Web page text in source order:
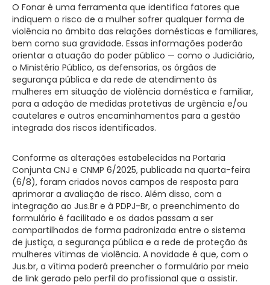
O Fonar é uma ferramenta que identifica fatores que
indiquem o risco de a mulher sofrer qualquer forma de
violência no âmbito das relações domésticas e familiares,
bem como sua gravidade. Essas informações poderão
orientar a atuação do poder público — como o Judiciário,
o Ministério Público, as defensorias, os órgãos de
segurança pública e da rede de atendimento às
mulheres em situação de violência doméstica e familiar,
para a adoção de medidas protetivas de urgência e/ou
cautelares e outros encaminhamentos para a gestão
integrada dos riscos identificados.
Conforme as alterações estabelecidas na Portaria
Conjunta CNJ e CNMP 6/2025, publicada na quarta-feira
(6/8), foram criados novos campos de resposta para
aprimorar a avaliação de risco. Além disso, com a
integração ao Jus.Br e à PDPJ-Br, o preenchimento do
formulário é facilitado e os dados passam a ser
compartilhados de forma padronizada entre o sistema
de justiça, a segurança pública e a rede de proteção às
mulheres vítimas de violência. A novidade é que, com o
Jus.br, a vítima poderá preencher o formulário por meio
de link gerado pelo perfil do profissional que a assistir.